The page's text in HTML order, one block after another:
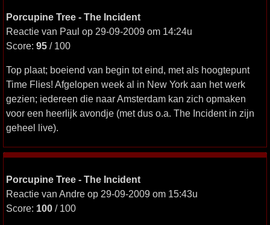
Porcupine Tree - The Incident
Reactie van Paul op 29-09-2009 om 14:24u
Score: 95 / 100
Top plaat; boeiend van begin tot eind, met als hoogtepunt
Time Flies! Afgelopen week al in New York aan het werk
gezien; iedereen die naar Amsterdam kan zich opmaken
voor een heerlijk avondje (met dus o.a. The Incident in zijn
geheel live).
Porcupine Tree - The Incident
Reactie van Andre op 29-09-2009 om 15:43u
Score: 100 / 100